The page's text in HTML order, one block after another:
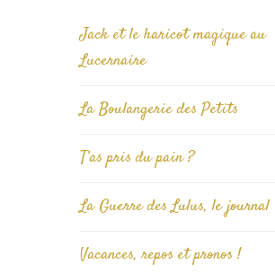
Jack et le haricot magique au
Lucernaire
La Boulangerie des Petits
T’as pris du pain ?
La Guerre des Lulus, le journal
Vacances, repos et pronos !